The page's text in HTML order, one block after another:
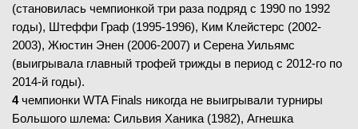
(становилась чемпионкой три раза подряд с 1990 по 1992
годы), Штеффи Граф (1995-1996), Ким Клейстерс (2002-
2003), Жюстин Энен (2006-2007) и Серена Уильямс
(выигрывала главный трофей трижды в период с 2012-го по
2014-й годы).
4чемпионки WTA Finals никогда не выигрывали турниры
Большого шлема: Сильвия Ханика (1982), Агнешка